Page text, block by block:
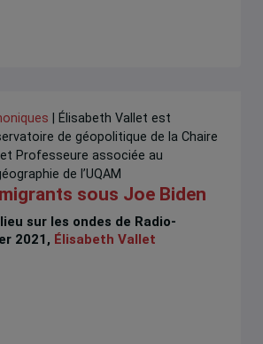
| Élisabeth Vallet est
de géopolitique de la Chaire
Professeure associée au
de l’UQAM
migrants sous Joe Biden
sur les ondes de Radio-
2021, Élisabeth Vallet